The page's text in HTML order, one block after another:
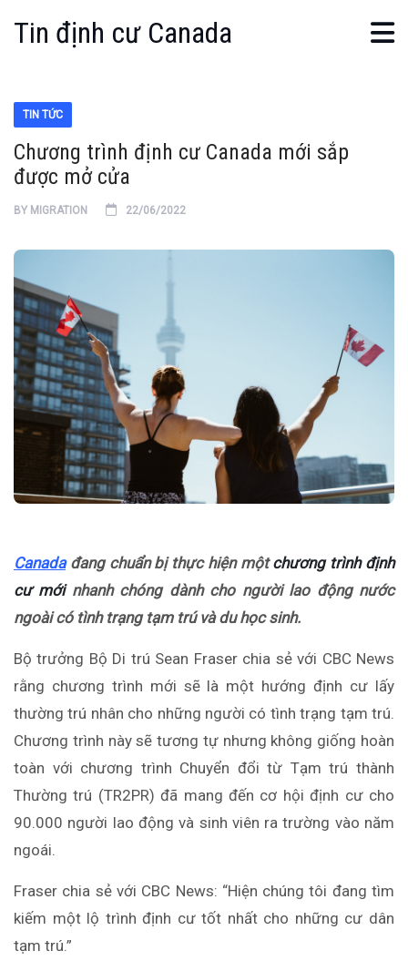
Tin định cư Canada
TIN TỨC
Chương trình định cư Canada mới sắp
được mở cửa
BY MIGRATION 22/06/2022
Canadađang chuẩn bị thực hiện mộtchương trình định
cư mớinhanh chóng dành cho người lao động nước
ngoài có tình trạng tạm trú và du học sinh.
Bộ trưởng Bộ Di trú Sean Fraser chia sẻ với CBC News
rằng chương trình mới sẽ là một hướng định cư lấy
thường trú nhân cho những người có tình trạng tạm trú.
Chương trình này sẽ tương tự nhưng không giống hoàn
toàn với chương trình Chuyển đổi từ Tạm trú thành
Thường trú (TR2PR) đã mang đến cơ hội định cư cho
90.000 người lao động và sinh viên ra trường vào năm
ngoái.
Fraser chia sẻ với CBC News: “Hiện chúng tôi đang tìm
kiếm một lộ trình định cư tốt nhất cho những cư dân
tạm trú.”